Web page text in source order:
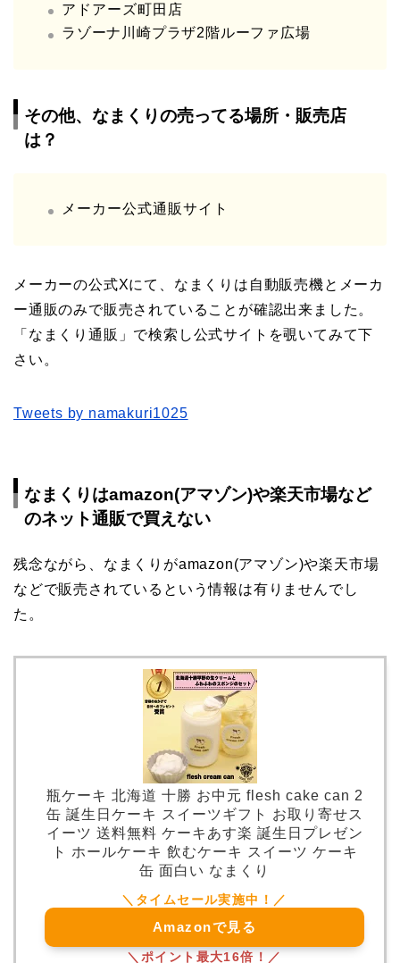
アドアーズ町田店
ラゾーナ川崎プラザ2階ルーファ広場
その他、なまくりの売ってる場所・販売店
は？
メーカー公式通販サイト
メーカーの公式Xにて、なまくりは自動販売機とメーカ
ー通販のみで販売されていることが確認出来ました。
「なまくり通販」で検索し公式サイトを覗いてみて下
さい。
Tweets by namakuri1025
なまくりはamazon(アマゾン)や楽天市場など
のネット通販で買えない
残念ながら、なまくりがamazon(アマゾン)や楽天市場
などで販売されているという情報は有りませんでし
た。
瓶ケーキ 北海道 十勝 お中元 flesh cake can 2
缶 誕生日ケーキ スイーツギフト お取り寄せス
イーツ 送料無料 ケーキあす楽 誕生日プレゼン
ト ホールケーキ 飲むケーキ スイーツ ケーキ
缶 面白い なまくり
Amazonで見る